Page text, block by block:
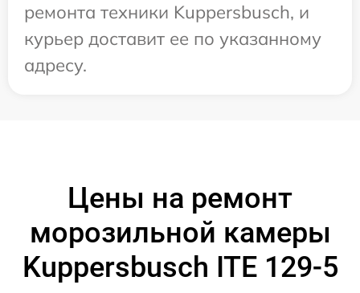
ремонта техники Kuppersbusch, и
курьер доставит ее по указанному
адресу.
Цены на ремонт
морозильной камеры
Kuppersbusch ITE 129-5